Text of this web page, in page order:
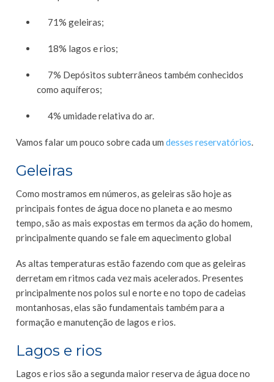
71% geleiras;
18% lagos e rios;
7% Depósitos subterrâneos também conhecidos
como aquíferos;
4% umidade relativa do ar.
Vamos falar um pouco sobre cada um desses reservatórios.
Geleiras
Como mostramos em números, as geleiras são hoje as
principais fontes de água doce no planeta e ao mesmo
tempo, são as mais expostas em termos da ação do homem,
principalmente quando se fale em aquecimento global
As altas temperaturas estão fazendo com que as geleiras
derretam em ritmos cada vez mais acelerados. Presentes
principalmente nos polos sul e norte e no topo de cadeias
montanhosas, elas são fundamentais também para a
formação e manutenção de lagos e rios.
Lagos e rios
Lagos e rios são a segunda maior reserva de água doce no